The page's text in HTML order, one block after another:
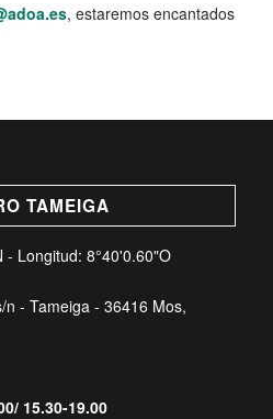
, estaremos encantados
TAMEIGA
- Longitud: 8°40'0.60"O
n - Tameiga - 36416 Mos,
15.30-19.00